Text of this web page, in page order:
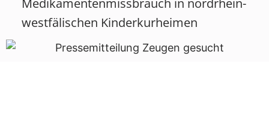
Medikamentenmissbrauch in nordrhein-
westfälischen Kinderkurheimen